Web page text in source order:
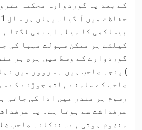
کے بعد یہ گوردوارہ محکمہ
بیساکھی کا میلہ اب بھی لگتا
کیلئے ہر ممکن سہولت مہیا کی
گوردوارے کے وسط میں ہری ہر
) پنجہ صاحب ہیں ۔ سروور میں
صاحب کے سامنے ہاتھ جوڑنے کے
رسوم ہر مندر میں ادا کی جاتی
عرضداشت سے ہوتا ہے۔ یہ
منظوم ہوتی ہے۔ ننکانہ صاحب